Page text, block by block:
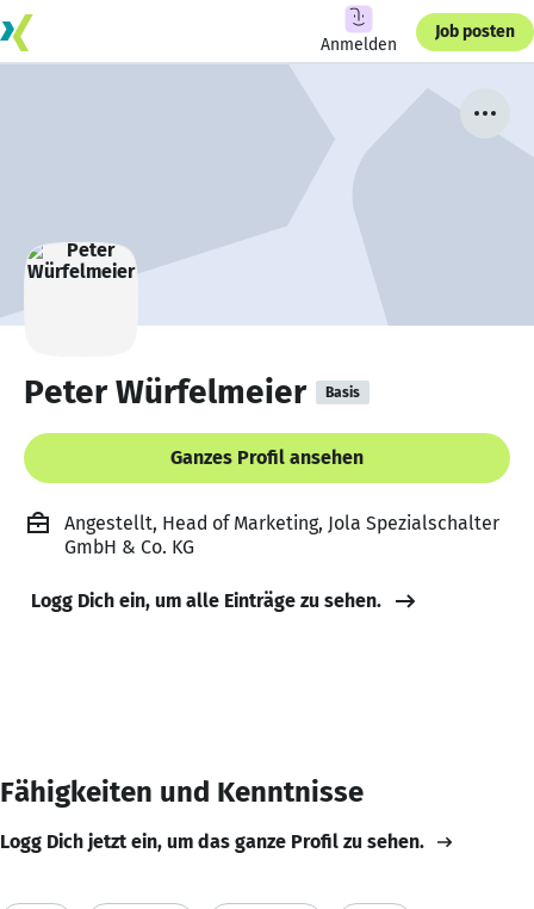
Anmelden
Job posten
Peter Würfelmeier Basis
Ganzes Profil ansehen
Angestellt, Head of Marketing, Jola Spezialschalter
GmbH & Co. KG
Logg Dich ein, um alle Einträge zu sehen.
Fähigkeiten und Kenntnisse
Logg Dich jetzt ein, um das ganze Profil zu sehen.